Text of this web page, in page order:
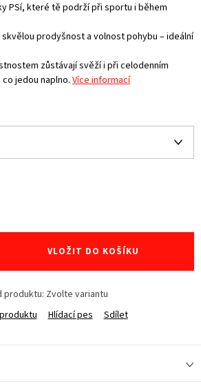
PSí, které tě podrží při sportu i během
prodyšnost a volnost pohybu – ideální
zůstávají svěží i při celodenním
jedou naplno. Více informací
VLOŽIT DO KOŠÍKU
produktu: Zvolte variantu
Hlídací pes Sdílet